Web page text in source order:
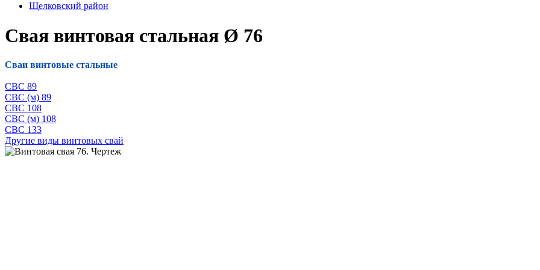
Щелковский район
Свая винтовая стальная Ø 76
Сваи винтовые стальные
СВС 89
СВС (м) 89
СВС 108
СВС (м) 108
СВС 133
Другие виды винтовых свай